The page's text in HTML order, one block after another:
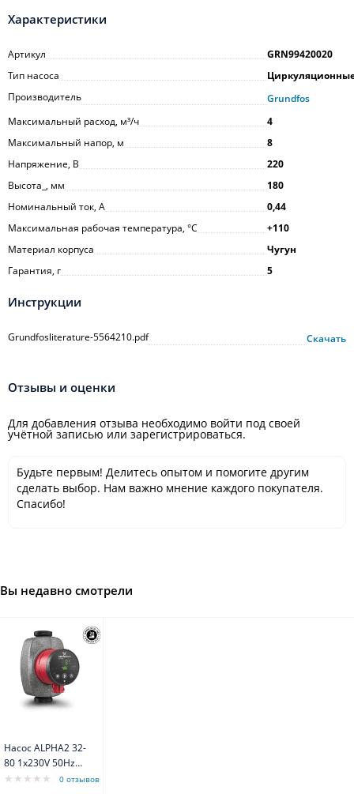
Характеристики
Артикул
GRN99420020
Тип насоса
Производитель
Grundfos
Максимальный расход, м³/ч
4
Максимальный напор, м
8
Напряжение, В
220
Высота_, мм
180
Номинальный ток, А
0,44
Максимальная рабочая температура, °С
+110
Материал корпуса
Чугун
Гарантия, г
5
Инструкции
Grundfosliterature-5564210.pdf Скачать
Отзывы и оценки
Для добавления отзыва необходимо войти под своей
учётной записью или зарегистрироваться.
Будьте первым! Делитесь опытом и помогите другим
сделать выбор. Нам важно мнение каждого покупателя.
Спасибо!
Вы недавно смотрели
Насос ALPHA2 32-
80 1x230V 50Hz
Grundfos
0 отзывов